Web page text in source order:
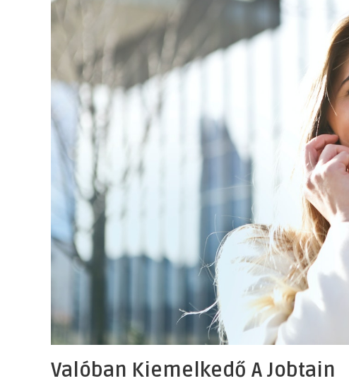
Valóban Kiemelkedő A Jobtain